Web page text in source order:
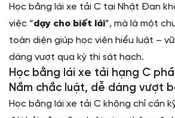
Học bằng lái xe tải C tại Nhật Đan
việc “dạy cho biết lái”, mà là một
toàn diện giúp học viên hiểu luật –
dàng vượt qua kỳ thi sát hạch.
Học bằng lái xe tải hạng C
Nắm chắc luật, dễ dàng vượt
Học bằng lái xe tải C không chỉ cần